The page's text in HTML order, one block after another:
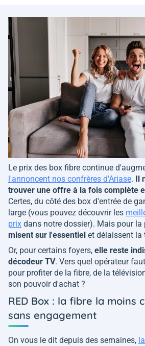
Le prix des box fibre continue
l'annoncent nos confrères d'Ariase.
trouver une offre à la fois complète
Certes, du côté des box d'entrée de
large (vous pouvez découvrir les
prix dans notre dossier). Mais pour la
misent sur l'essentiel et délaissent la
Or, pour certains foyers, elle reste
décodeur TV. Vers quel opérateur
pour profiter de la fibre, de la
son pouvoir d'achat ?
RED Box : la fibre la moins
sans engagement
On vous le dit depuis des semaines,